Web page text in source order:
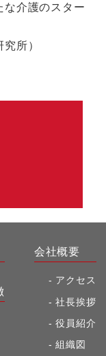
な介護のスター
所）
会社概要
アクセス
社長挨拶
役員紹介
組織図